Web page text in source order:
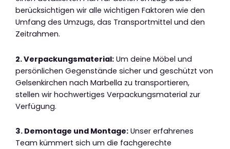
berücksichtigen wir alle wichtigen Faktoren wie den
Umfang des Umzugs, das Transportmittel und den
Zeitrahmen.
2. Verpackungsmaterial: Um deine Möbel und
persönlichen Gegenstände sicher und geschützt von
Gelsenkirchen nach Marbella zu transportieren,
stellen wir hochwertiges Verpackungsmaterial zur
Verfügung.
3. Demontage und Montage: Unser erfahrenes
Team kümmert sich um die fachgerechte